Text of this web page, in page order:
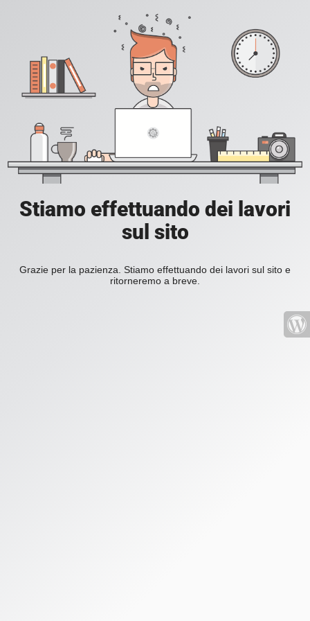
Stiamo effettuando dei lavori
sul sito
Grazie per la pazienza. Stiamo effettuando dei lavori sul sito e
ritorneremo a breve.